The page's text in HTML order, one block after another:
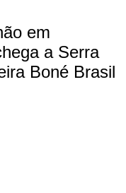
em
a Serra
Boné Brasil